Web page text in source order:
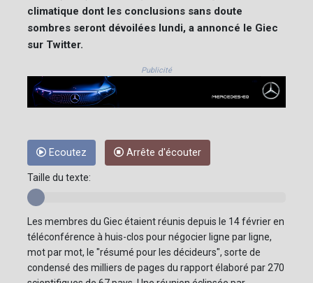
climatique dont les conclusions sans doute
sombres seront dévoilées lundi, a annoncé le Giec
sur Twitter.
Publicité
Ecoutez Arrête d'écouter
Taille du texte:
Les membres du Giec étaient réunis depuis le 14 février en
téléconférence à huis-clos pour négocier ligne par ligne,
mot par mot, le "résumé pour les décideurs", sorte de
condensé des milliers de pages du rapport élaboré par 270